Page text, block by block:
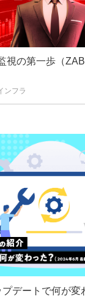
視の第一歩（
ンフラ
デートで何が変